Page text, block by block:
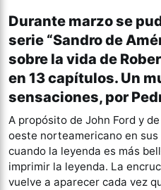
Durante marzo se
serie “Sandro de
sobre la vida de
en 13 capítulos. Un
sensaciones, por
A propósito de John Ford y
oeste norteamericano en
cuando la leyenda es más
imprimir la leyenda. La
vuelve a aparecer cada vez